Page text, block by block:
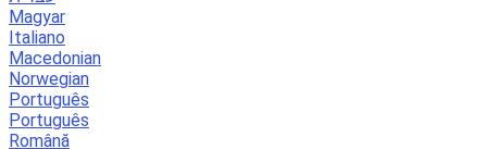
Magyar
Italiano
Macedonian
Norwegian
Português
Português
Română